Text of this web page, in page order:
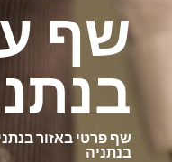
שף
שף פרטי באזור
בנתניה